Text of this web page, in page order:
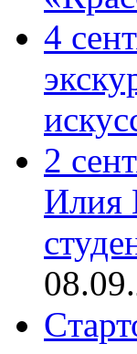
4
2
Илия